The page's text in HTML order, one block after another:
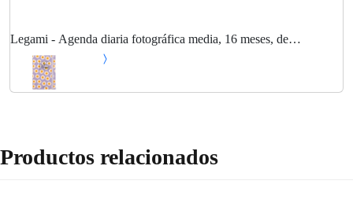
Legami - Agenda diaria fotográfica media, 16 meses, de
septiembre de 2023 a diciembre de 2024, cierre con elástico,
planificador mensual enero de 2025,...
Productos relacionados